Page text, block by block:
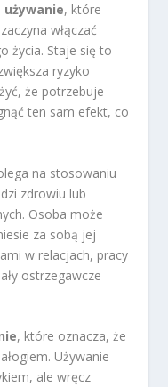
, które
włączać
życia. Staje się to
ryzyko
że potrzebuje
ten sam efekt, co
na stosowaniu
zdrowiu lub
Osoba może
za sobą jej
w relacjach, pracy
ostrzegawcze
, które oznacza, że
Używanie
ale wręcz